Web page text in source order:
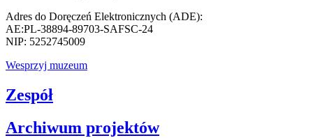
Adres do Doręczeń Elektronicznych (ADE):
AE:PL-38894-89703-SAFSC-24
NIP: 5252745009
Wesprzyj muzeum
Zespół
Archiwum projektów